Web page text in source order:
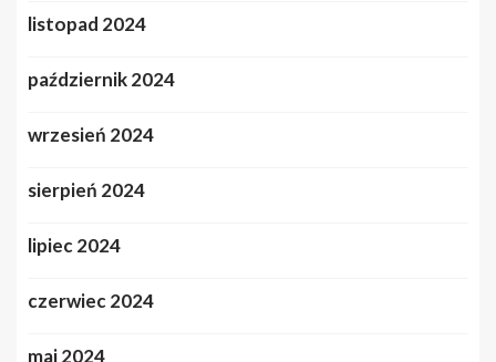
listopad 2024
październik 2024
wrzesień 2024
sierpień 2024
lipiec 2024
czerwiec 2024
maj 2024